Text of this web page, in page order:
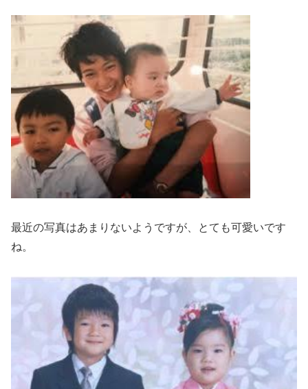
最近の写真はあまりないようですが、とても可愛いです
ね。